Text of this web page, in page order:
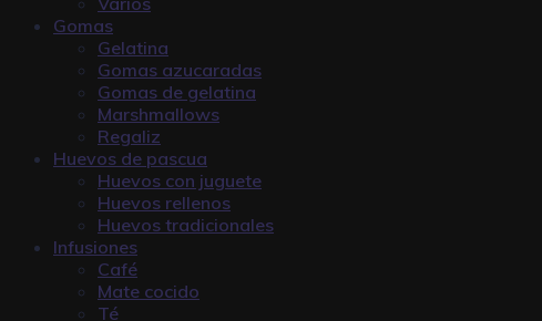
Gomas
Gelatina
Gomas azucaradas
Gomas de gelatina
Marshmallows
Regaliz
Huevos de pascua
Huevos con juguete
Huevos rellenos
Huevos tradicionales
Infusiones
Café
Mate cocido
Té